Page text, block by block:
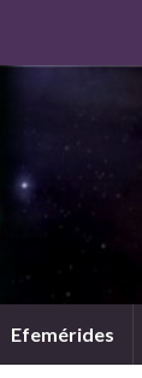
Efemérides